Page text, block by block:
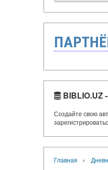
BIBLIO.UZ
Создайте свою
Главная ›